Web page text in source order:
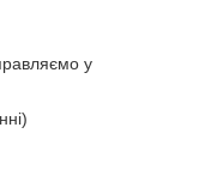
у